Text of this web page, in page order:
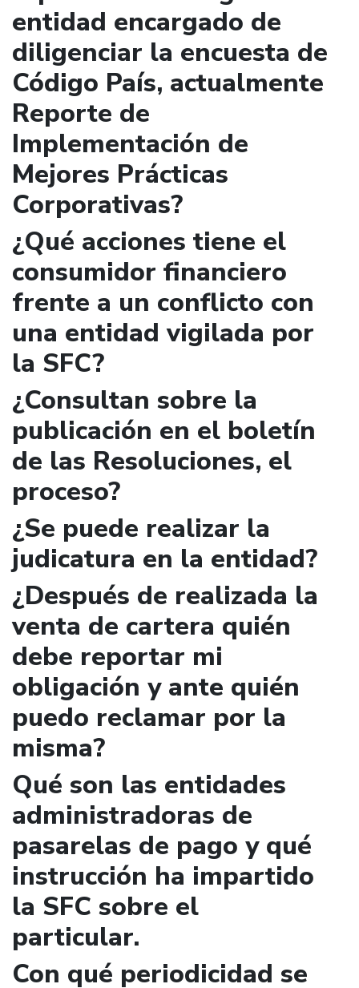
entidad encargado de
diligenciar la encuesta de
Código País, actualmente
Reporte de
Implementación de
Mejores Prácticas
Corporativas?
¿Qué acciones tiene el
consumidor financiero
frente a un conflicto con
una entidad vigilada por
la SFC?
¿Consultan sobre la
publicación en el boletín
de las Resoluciones, el
proceso?
¿Se puede realizar la
judicatura en la entidad?
¿Después de realizada la
venta de cartera quién
debe reportar mi
obligación y ante quién
puedo reclamar por la
misma?
Qué son las entidades
administradoras de
pasarelas de pago y qué
instrucción ha impartido
la SFC sobre el
particular.
Con qué periodicidad se